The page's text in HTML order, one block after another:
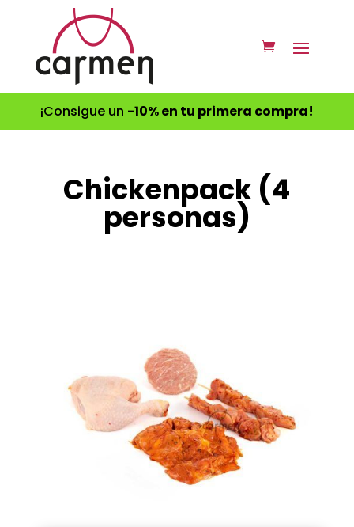
¡Consigue un -10% en tu primera compra!
Chickenpack (4
personas)